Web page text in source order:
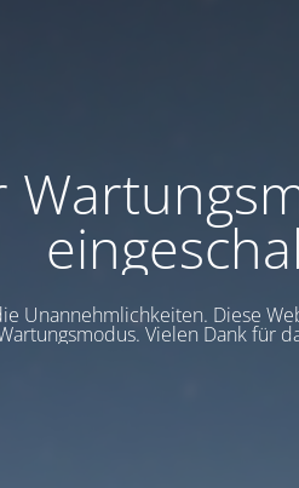
Unannehmlichkeiten. Diese
Vielen Dank für